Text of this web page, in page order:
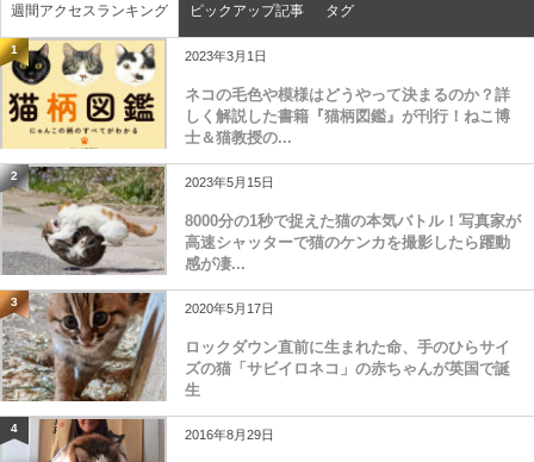
週間アクセスランキング ピックアップ記事 タグ
1 2023年3月1日
ネコの毛色や模様はどうやって決まるのか？詳
しく解説した書籍『猫柄図鑑』が刊行！ねこ博
士＆猫教授の...
2 2023年5月15日
8000分の1秒で捉えた猫の本気バトル！写真家が
高速シャッターで猫のケンカを撮影したら躍動
感が凄...
3 2020年5月17日
ロックダウン直前に生まれた命、手のひらサイ
ズの猫「サビイロネコ」の赤ちゃんが英国で誕
生
4 2016年8月29日